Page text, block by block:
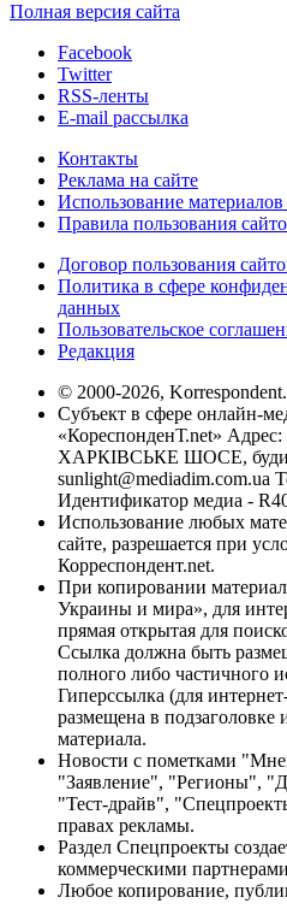
Полная версия сайта
Facebook
Twitter
RSS-ленты
E-mail рассылка
Контакты
Реклама на сайте
Использование
Правила пользования
Договор пользования
Политика в сфере
данных
Пользовательское
Редакция
© 2000-2026,
Субъект в сфере онлайн-
«КореспонденТ.net» Адрес:
ХАРКІВСЬКЕ ШОСЕ,
sunlight@mediadim.com.ua
Идентификатор медиа -
Использование любых
сайте, разрешается при
Корреспондент.net.
При копировании
Украины и мира», для
прямая открытая для
Ссылка должна быть
полного либо частичного
Гиперссылка (для
размещена в подзаголовке
материала.
Новости с пометками
"Заявление", "Регионы",
"Тест-драйв",
правах рекламы.
Раздел Спецпроекты
коммерческими
Любое копирование,